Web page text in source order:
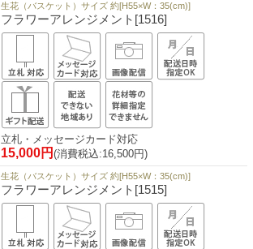
生花（バスケット）サイズ 約[H55×W：35(cm)]
フラワーアレンジメント[1516]
立札・メッセージカード対応
15,000円 (消費税込:16,500円)
生花（バスケット）サイズ 約[H55×W：35(cm)]
フラワーアレンジメント[1515]